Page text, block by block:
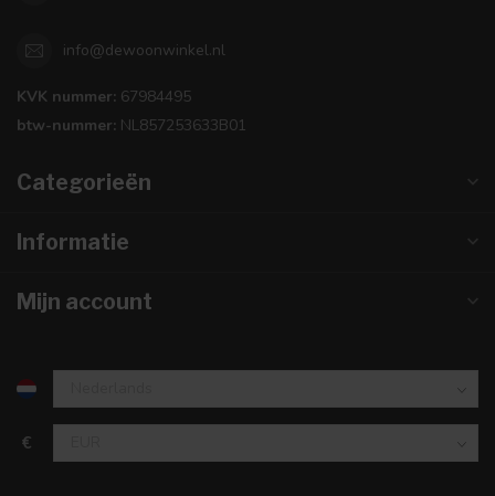
info@dewoonwinkel.nl
KVK nummer: 67984495
btw-nummer: NL857253633B01
Categorieën
Informatie
Mijn account
€